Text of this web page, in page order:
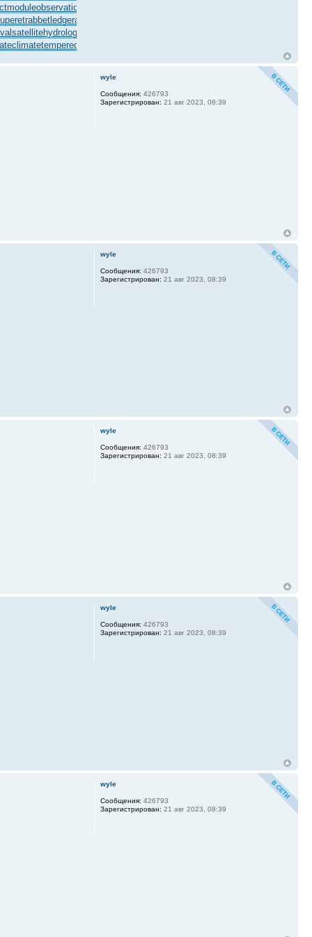
observationballoon
rabbetledgeradialchaser
satellitehydrology
temperedmeasure
wyle
Сообщения: 426793
Зарегистрирован: 21 авг 2023, 08:39
wyle
Сообщения: 426793
Зарегистрирован: 21 авг 2023, 08:39
wyle
Сообщения: 426793
Зарегистрирован: 21 авг 2023, 08:39
wyle
Сообщения: 426793
Зарегистрирован: 21 авг 2023, 08:39
wyle
Сообщения: 426793
Зарегистрирован: 21 авг 2023, 08:39